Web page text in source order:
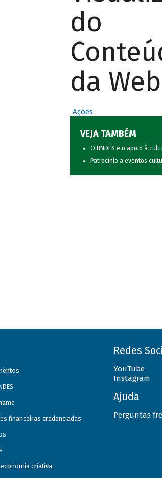
do
da Web
Ações
VEJA TAMBÉM
O BNDES e o apoio à
Patrocínio a eventos
financeiras credenciadas
criativa
Redes
YouTube
Instagram
Ajuda
Perguntas